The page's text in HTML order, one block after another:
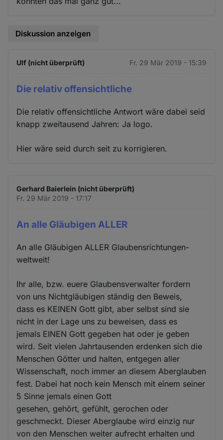
Diskussion anzeigen
Ulf (nicht überprüft) Fr. 29 Mär 2019 - 15:39
Die relativ offensichtliche
Die relativ offensichtliche Antwort wäre dabei seid
knapp zweitausend Jahren: Ja logo.
Hier wäre seid durch seit zu korrigieren.
Gerhard Baierlein (nicht überprüft)
Fr. 29 Mär 2019 - 17:17
An alle Gläubigen ALLER
An alle Gläubigen ALLER Glaubensrichtungen-
weltweit!
Ihr alle, bzw. euere Glaubensverwalter fordern
von uns Nichtgläubigen ständig den Beweis,
dass es KEINEN Gott gibt, aber selbst sind sie
nicht in der Lage uns zu beweisen, dass es
jemals EINEN Gott gegeben hat oder je geben
wird. Seit vielen Jahrtausenden erdenken sich die
Menschen Götter und halten, entgegen aller
Wissenschaft, noch immer an diesem Aberglauben
fest. Dabei hat noch kein Mensch mit einem seiner
5 Sinne jemals einen Gott
gesehen, gehört, gefühlt, gerochen oder
geschmeckt. Dieser Aberglaube wird einzig nur
von den Menschen weiter aufrecht erhalten und